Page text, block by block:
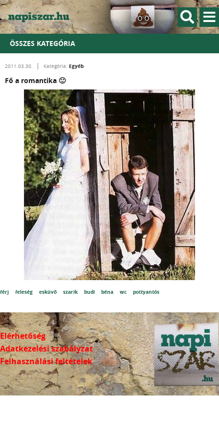
ÖSSZES KATEGÓRIA
2011.03.30. Kategória: Egyéb
Fő a romantika 🙂
férj feleség esküvő szarik budi béna wc pottyantós
Elérhetőség
Adatkezelési szabályzat
Felhasználási feltételek